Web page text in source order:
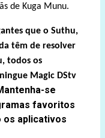
de Kuga Munu.
que o Suthu,
têm de resolver
todos os
Magic DStv
se
favoritos
os aplicativos